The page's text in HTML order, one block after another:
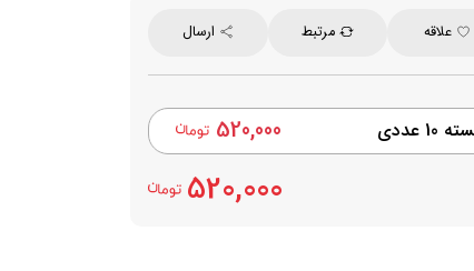
علاقه مرتبط ارسال
10 عددی
520,000
520,000